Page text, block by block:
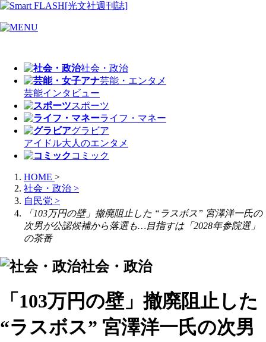
社会・政治
芸能・エンタメ
芸能インタビュー
スポーツ
ライフ・マネー
グラビア
アイドル大人のエンタメ
コミック
HOME >
社会・政治 >
自民党 >
「103万円の壁」撤廃阻止した “ラスボス” 宮澤洋一氏の
次男が公認候補から落選も…目指すは「2028年参院選」
の茶番
社会・政治
「103万円の壁」撤廃阻止した
“ラスボス” 宮澤洋一氏の次男